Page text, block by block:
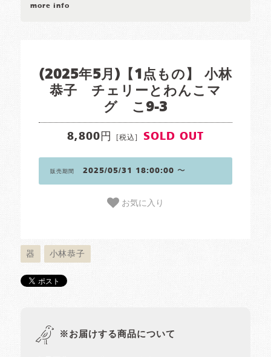
more info
(2025年5月)【1点もの】 小林
恭子 チェリーとわんこマ
グ こ9-3
8,800円 [税込] SOLD OUT
販売期間 2025/05/31 18:00:00 〜
お気に入り
器 小林恭子
※お届けする商品について